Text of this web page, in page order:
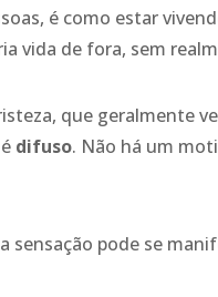
é como estar
vida de fora, sem
que geralmente
difuso. Não há um
sensação pode se